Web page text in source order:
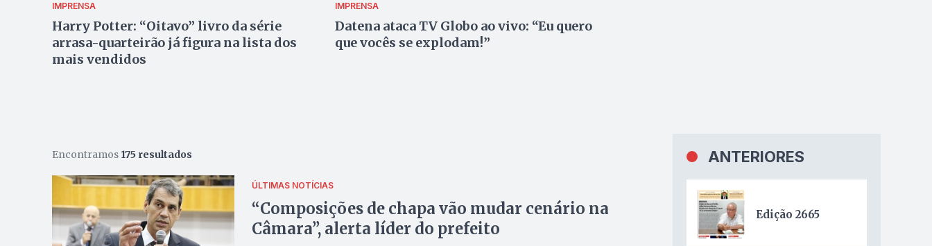
IMPRENSA
Harry Potter: “Oitavo” livro da série
arrasa-quarteirão já figura na lista dos
mais vendidos
IMPRENSA
Datena ataca TV Globo ao vivo: “Eu quero
que vocês se explodam!”
Encontramos 175 resultados
ÚLTIMAS NOTÍCIAS
“Composições de chapa vão mudar cenário na
Câmara”, alerta líder do prefeito
ANTERIORES
Edição 2665